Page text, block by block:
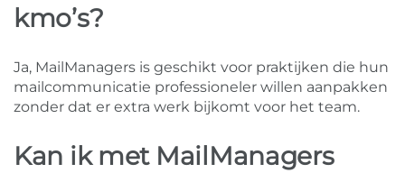
kmo’s?
Ja, MailManagers is geschikt voor praktijken die hun
mailcommunicatie professioneler willen aanpakken
zonder dat er extra werk bijkomt voor het team.
Kan ik met MailManagers